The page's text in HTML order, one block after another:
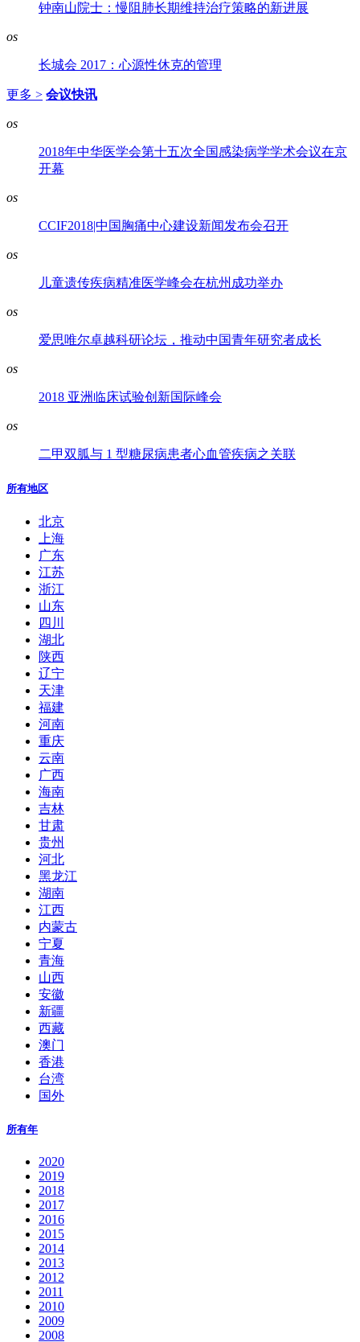
钟南山院士：慢阻肺长期维持治疗策略的新进展
os
长城会 2017：心源性休克的管理
更多 > 会议快讯
os
2018年中华医学会第十五次全国感染病学学术会议在京
开幕
os
CCIF2018|中国胸痛中心建设新闻发布会召开
os
儿童遗传疾病精准医学峰会在杭州成功举办
os
爱思唯尔卓越科研论坛，推动中国青年研究者成长
os
2018 亚洲临床试验创新国际峰会
os
二甲双胍与 1 型糖尿病患者心血管疾病之关联
所有地区
北京
上海
广东
江苏
浙江
山东
四川
湖北
陕西
辽宁
天津
福建
河南
重庆
云南
广西
海南
吉林
甘肃
贵州
河北
黑龙江
湖南
江西
内蒙古
宁夏
青海
山西
安徽
新疆
西藏
澳门
香港
台湾
国外
所有年
2020
2019
2018
2017
2016
2015
2014
2013
2012
2011
2010
2009
2008